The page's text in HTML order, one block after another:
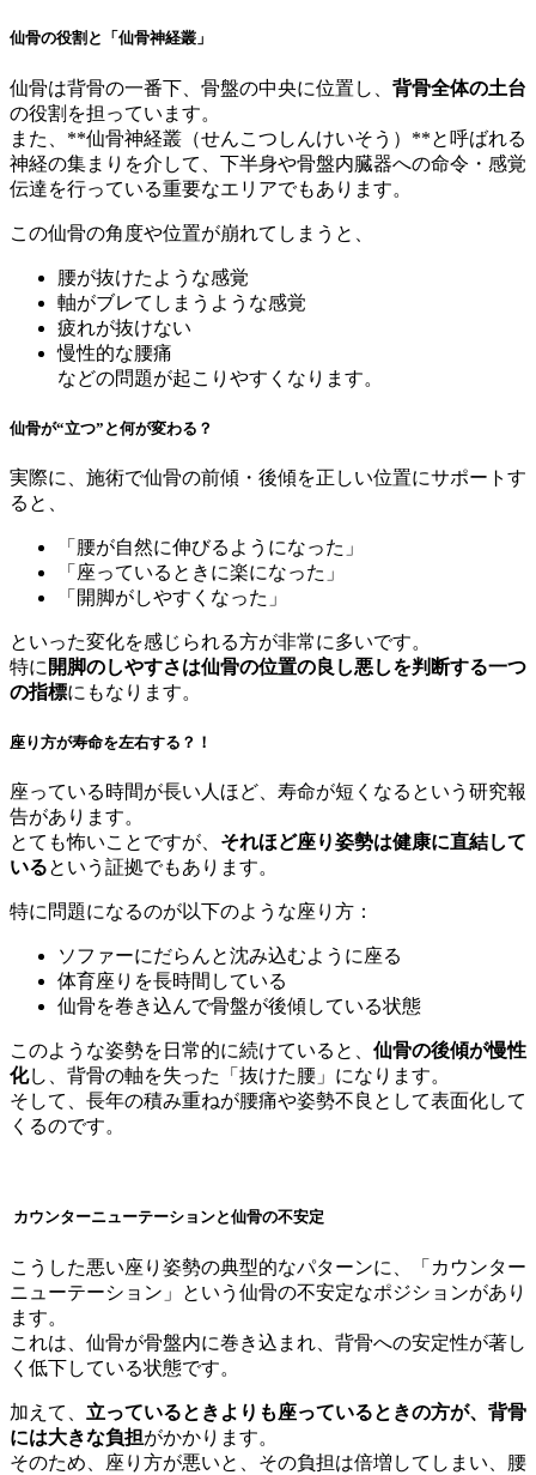
仙骨の役割と「仙骨神経叢」
仙骨は背骨の一番下、骨盤の中央に位置し、 背骨全体の土台
の役割を担っています。
また、**仙骨神経叢（せんこつしんけいそう）**と呼ばれる
神経の集まりを介して、下半身や骨盤内臓器への命令・感覚
伝達を行っている重要なエリアでもあります。
この仙骨の角度や位置が崩れてしまうと、
腰が抜けたような感覚
軸がブレてしまうような感覚
疲れが抜けない
慢性的な腰痛
などの問題が起こりやすくなります。
仙骨が“立つ”と何が変わる？
実際に、施術で仙骨の前傾・後傾を正しい位置にサポートす
ると、
「腰が自然に伸びるようになった」
「座っているときに楽になった」
「開脚がしやすくなった」
といった変化を感じられる方が非常に多いです。
特に 開脚のしやすさは仙骨の位置の良し悪しを判断する一つ
の指標にもなります。
座り方が寿命を左右する？！
座っている時間が長い人ほど、寿命が短くなるという研究報
告があります。
とても怖いことですが、 それほど座り姿勢は健康に直結して
いるという証拠でもあります。
特に問題になるのが以下のような座り方：
ソファーにだらんと沈み込むように座る
体育座りを長時間している
仙骨を巻き込んで骨盤が後傾している状態
このような姿勢を日常的に続けていると、 仙骨の後傾が慢性
化し、背骨の軸を失った「抜けた腰」になります。
そして、長年の積み重ねが腰痛や姿勢不良として表面化して
くるのです。
カウンターニューテーションと仙骨の不安定
こうした悪い座り姿勢の典型的なパターンに、「カウンター
ニューテーション」という仙骨の不安定なポジションがあり
ます。
これは、仙骨が骨盤内に巻き込まれ、背骨への安定性が著し
く低下している状態です。
加えて、 立っているときよりも座っているときの方が、背骨
には大きな負担がかかります。
そのため、座り方が悪いと、その負担は倍増してしまい、腰